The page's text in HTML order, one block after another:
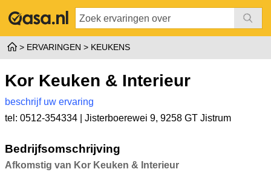
ERVARINGEN KEUKENS
Kor Keuken & Interieur
beschrijf uw ervaring
tel: 0512-354334 | Jisterboerewei 9, 9258 GT Jistrum
Bedrijfsomschrijving
Afkomstig van Kor Keuken & Interieur